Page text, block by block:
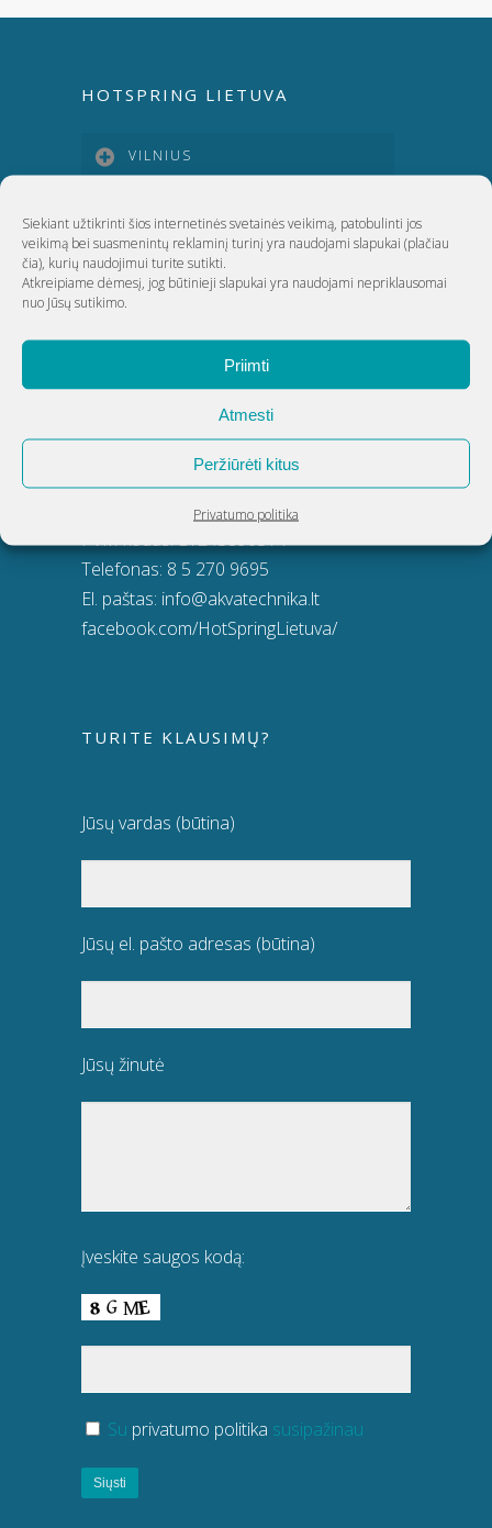
Siekiant užtikrinti šios internetinės svetainės veikimą, patobulinti jos
veikimą bei suasmenintų reklaminį turinį yra naudojami slapukai (plačiau
čia), kurių naudojimui turite sutikti.
Atkreipiame dėmesį, jog būtinieji slapukai yra naudojami nepriklausomai
nuo Jūsų sutikimo.
Priimti
Atmesti
Peržiūrėti kitus
Privatumo politika
HOTSPRING LIETUVA
VILNIUS
KAUNAS
KLAIPĖDA
UAB Akvatechnika
Įmonės kodas: 124389034
PVM kodas: LT243890314
Telefonas: 8 5 270 9695
El. paštas: info@akvatechnika.lt
facebook.com/HotSpringLietuva/
TURITE KLAUSIMŲ?
Jūsų vardas (būtina)
Jūsų el. pašto adresas (būtina)
Jūsų žinutė
Įveskite saugos kodą:
Su privatumo politika susipažinau